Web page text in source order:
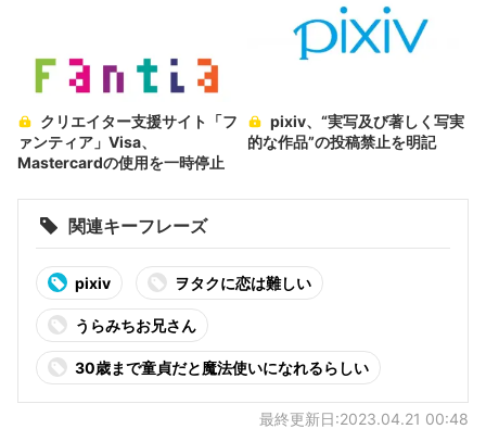
ァンティア」Visa、
Mastercardの使用を一時停止
的な作品”の投稿禁止を明記
関連キーフレーズ
pixiv ヲタクに恋は難しい
うらみちお兄さん
30歳まで童貞だと魔法使いになれるらしい
最終更新日:2023.04.21 00:48